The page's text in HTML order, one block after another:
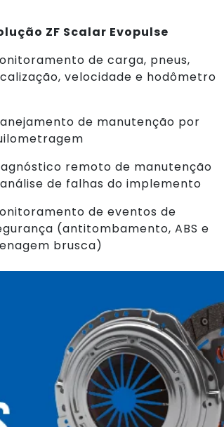
ZF Scalar Evopulse
de carga, pneus,
velocidade e hodômetro
de manutenção por
remoto de manutenção
de falhas do implemento
de eventos de
(antitombamento, ABS e
brusca)